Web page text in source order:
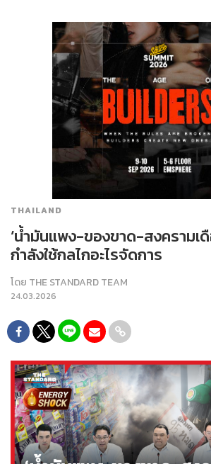
THAILAND
‘น้ำมันแพง-ของขาด-สงครามเ
กำลังใช้กลไกอะไรจัดการ
โดย THE STANDARD TEAM
24.03.2026